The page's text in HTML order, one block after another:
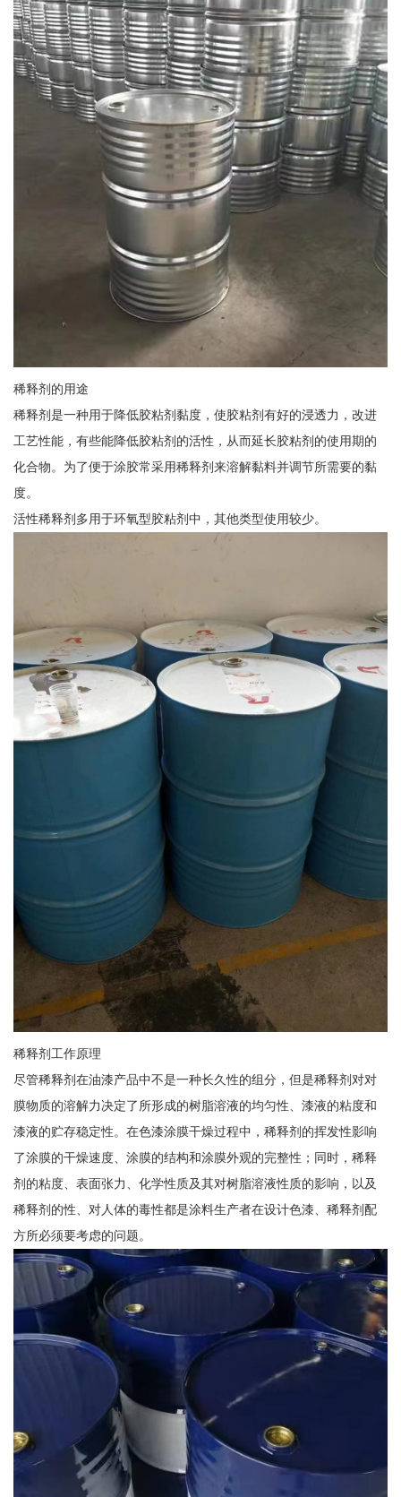
稀释剂的用途
稀释剂是一种用于降低胶粘剂黏度，使胶粘剂有好的浸透力，改进
工艺性能，有些能降低胶粘剂的活性，从而延长胶粘剂的使用期的
化合物。为了便于涂胶常采用稀释剂来溶解黏料并调节所需要的黏
度。
活性稀释剂多用于环氧型胶粘剂中，其他类型使用较少。
稀释剂工作原理
尽管稀释剂在油漆产品中不是一种长久性的组分，但是稀释剂对对
膜物质的溶解力决定了所形成的树脂溶液的均匀性、漆液的粘度和
漆液的贮存稳定性。在色漆涂膜干燥过程中，稀释剂的挥发性影响
了涂膜的干燥速度、涂膜的结构和涂膜外观的完整性；同时，稀释
剂的粘度、表面张力、化学性质及其对树脂溶液性质的影响，以及
稀释剂的性、对人体的毒性都是涂料生产者在设计色漆、稀释剂配
方所必须要考虑的问题。